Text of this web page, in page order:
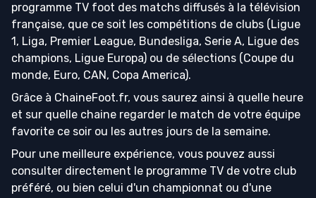
programme TV foot des matchs diffusés à la télévision
française, que ce soit les compétitions de clubs (Ligue
1, Liga, Premier League, Bundesliga, Serie A, Ligue des
champions, Ligue Europa) ou de sélections (Coupe du
monde, Euro, CAN, Copa America).
Grâce à ChaineFoot.fr, vous saurez ainsi à quelle heure
et sur quelle chaine regarder le match de votre équipe
favorite ce soir ou les autres jours de la semaine.
Pour une meilleure expérience, vous pouvez aussi
consulter directement le programme TV de votre club
préféré, ou bien celui d'un championnat ou d'une